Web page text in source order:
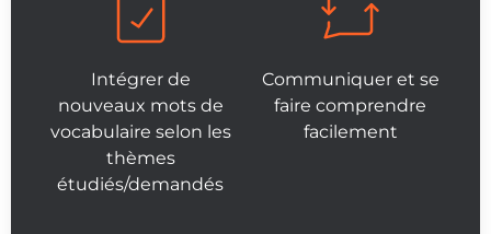
Intégrer de
nouveaux mots de
vocabulaire selon les
thèmes
étudiés/demandés
Communiquer et se
faire comprendre
facilement